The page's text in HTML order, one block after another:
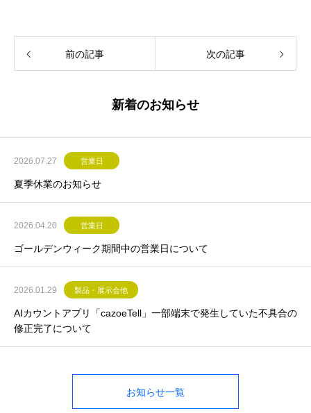
前の記事 次の記事
新着のお知らせ
2026.07.27 営業日
夏季休業のお知らせ
2026.04.20 営業日
ゴールデンウィーク期間中の営業日について
2026.01.29 製品・展示会他
AIカウントアプリ「cazoeTell」一部端末で発生していた不具合の
修正完了について
お知らせ一覧